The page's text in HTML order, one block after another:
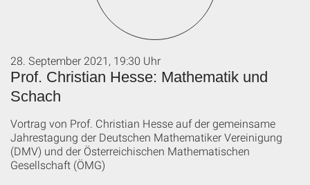
Prof. Christian Hesse: Mathematik und
Schach
28. September 2021, 19:30 Uhr
Vortrag von Prof. Christian Hesse auf der gemeinsame
Jahrestagung der Deutschen Mathematiker Vereinigung
(DMV) und der Österreichischen Mathematischen
Gesellschaft (ÖMG)